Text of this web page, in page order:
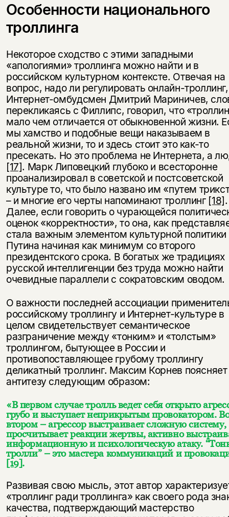
Особенности национального
троллинга
Некоторое сходство с этими западными
«апологиями» троллинга можно найти и в
российском культурном контексте. Отвечая на
вопрос, надо ли регулировать онлайн-троллинг,
Интернет-омбудсмен Дмитрий Мариничев,
перекликаясь с Филлипс, говорил, что
мало чем отличается от обыкновенной жизни.
мы хамство и подобные вещи наказываем в
реальной жизни, то и здесь стоит это как-то
пресекать. Но это проблема не Интернета, а
[17]. Марк Липовецкий глубоко и всесторонне
проанализировал в советской и постсоветской
культуре то, что было названо им «путем
– и многие его черты напоминают троллинг [18].
Далее, если говорить о чурающейся
оценок «корректности», то она, как
стала важным элементом культурной политики
Путина начиная как минимум со второго
президентского срока. В богатых же традициях
русской интеллигенции без труда можно найти
очевидные параллели с сократовским оводом.
О важности последней ассоциации
российскому троллингу и Интернет-культуре в
целом свидетельствует семантическое
разграничение между «тонким» и «толстым»
троллингом, бытующее в России и
противопоставляющее грубому троллингу
деликатный троллинг. Максим Корнев поясняет
антитезу следующим образом:
«В первом случае тролль ведет себя открыто
грубо и выступает неприкрытым провокатором.
втором – агрессор выстраивает сложную систему,
просчитывает реакции жертвы, активно
информационную и психологическую атаку.
тролли” – это мастера коммуникаций и
[19].
Развивая свою мысль, этот автор
«троллинг ради троллинга» как своего рода
качества, подтверждающий мастерство